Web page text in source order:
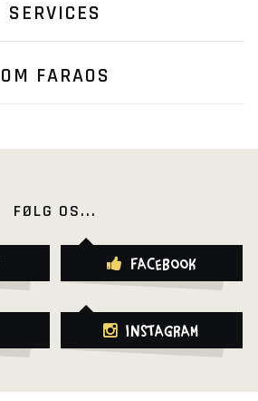
SERVICES
OM FARAOS
FØLG OS...
Facebook
Instagram